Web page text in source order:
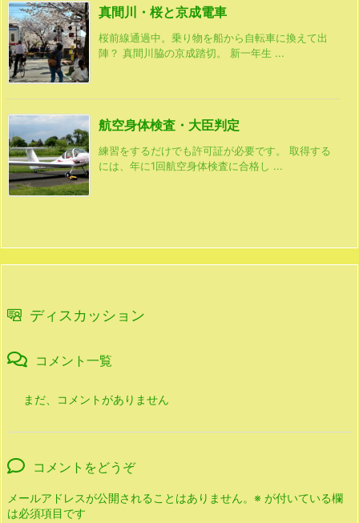
真間川・桜と京成電車
桜前線通過中。乗り物を船から自転車に換えて出
陣？ 真間川脇の京成踏切。 新一年生 ...
航空身体検査・大臣判定
練習をするだけでも許可証が必要です。 取得する
には、年に1回航空身体検査に合格し ...
ディスカッション
コメント一覧
まだ、コメントがありません
コメントをどうぞ
メールアドレスが公開されることはありません。 ※ が付いている欄
は必須項目です